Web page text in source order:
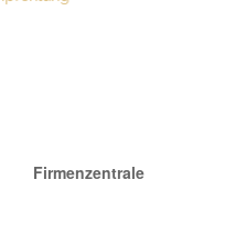
Firmenzentrale